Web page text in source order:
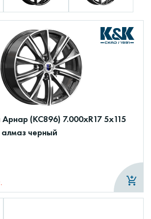
(КС896) 7.000xR17 5x115
алмаз черный